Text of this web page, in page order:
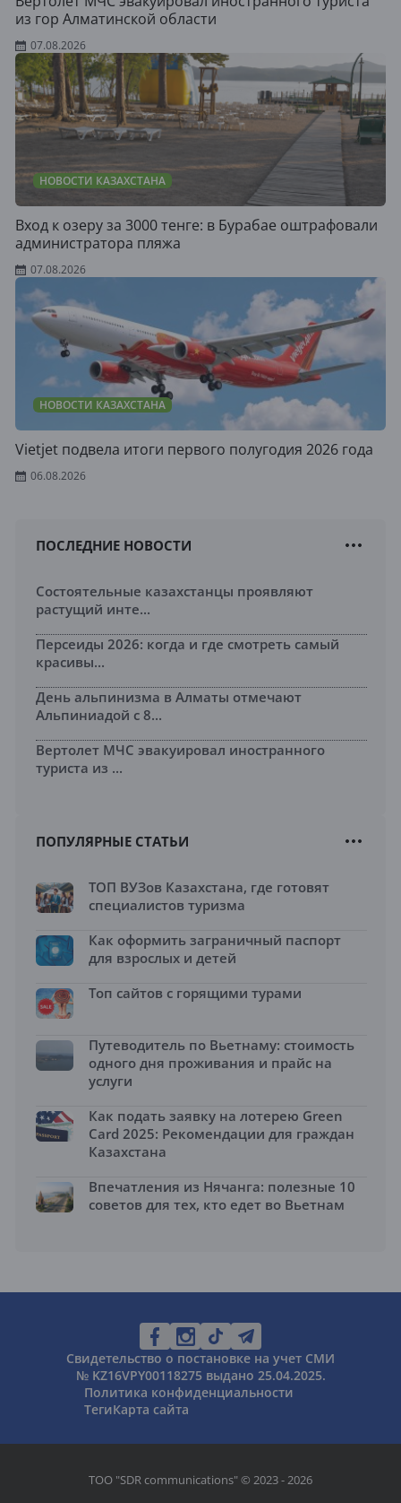
из гор Алматинской области
07.08.2026
НОВОСТИ КАЗАХСТАНА
Вход к озеру за 3000 тенге: в Бурабае оштрафовали
администратора пляжа
07.08.2026
НОВОСТИ КАЗАХСТАНА
Vietjet подвела итоги первого полугодия 2026 года
06.08.2026
ПОСЛЕДНИЕ НОВОСТИ
Состоятельные казахстанцы проявляют
растущий инте...
Персеиды 2026: когда и где смотреть самый
красивы...
День альпинизма в Алматы отмечают
Альпиниадой с 8...
Вертолет МЧС эвакуировал иностранного
туриста из ...
ПОПУЛЯРНЫЕ СТАТЬИ
ТОП ВУЗов Казахстана, где готовят
специалистов туризма
Как оформить заграничный паспорт
для взрослых и детей
Топ сайтов с горящими турами
Путеводитель по Вьетнаму: стоимость
одного дня проживания и прайс на
услуги
Как подать заявку на лотерею Green
Card 2025: Рекомендации для граждан
Казахстана
Впечатления из Нячанга: полезные 10
советов для тех, кто едет во Вьетнам
Свидетельство о постановке на учет СМИ
№ KZ16VPY00118275 выдано 25.04.2025.
Политика конфиденциальности
ТегиКарта сайта
ТОО "SDR communications" © 2023 - 2026